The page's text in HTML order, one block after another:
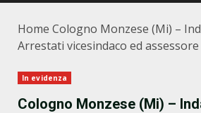
Home Cologno Monzese (Mi) –
Arrestati vicesindaco ed assessore
In evidenza
Cologno Monzese (Mi) –